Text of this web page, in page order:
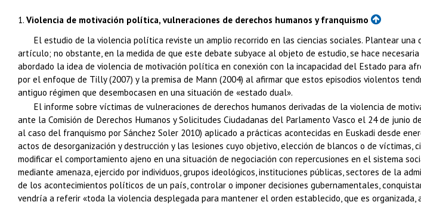
1. Violencia de motivación política, vulneraciones de derechos humanos y franquismo
El estudio de la violencia política reviste un amplio recorrido en las ciencias sociales. Plantear
artículo; no obstante, en la medida de que este debate subyace al objeto de estudio, se hace
abordado la idea de violencia de motivación política en conexión con la incapacidad del Estado para
por el enfoque de Tilly (2007) y la premisa de Mann (2004) al afirmar que estos episodios violentos
antiguo régimen que desembocasen en una situación de «estado dual».
El informe sobre víctimas de vulneraciones de derechos humanos derivadas de la violencia de
ante la Comisión de Derechos Humanos y Solicitudes Ciudadanas del Parlamento Vasco el 24 de
al caso del franquismo por Sánchez Soler 2010) aplicado a prácticas acontecidas en Euskadi desde
actos de desorganización y destrucción y las lesiones cuyo objetivo, elección de blancos o de
modificar el comportamiento ajeno en una situación de negociación con repercusiones en el sistema
mediante amenaza, ejercido por individuos, grupos ideológicos, instituciones públicas, sectores de la
de los acontecimientos políticos de un país, controlar o imponer decisiones gubernamentales,
vendría a referir «toda la violencia desplegada para mantener el orden establecido, que es